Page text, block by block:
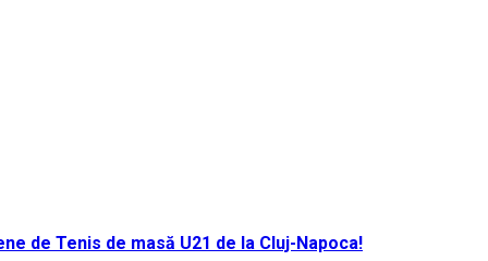
de Tenis de masă U21 de la Cluj-Napoca!